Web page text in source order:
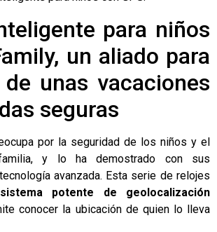
para niños
un aliado para
unas vacaciones
seguras
por la seguridad de los niños y el
y lo ha demostrado con sus
avanzada. Esta serie de relojes
sistema potente de geolocalización
conocer la ubicación de quien lo lleva